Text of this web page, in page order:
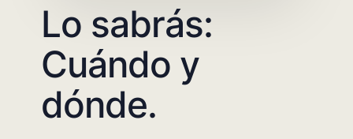
Lo sabrás:
Cuándo y
dónde.